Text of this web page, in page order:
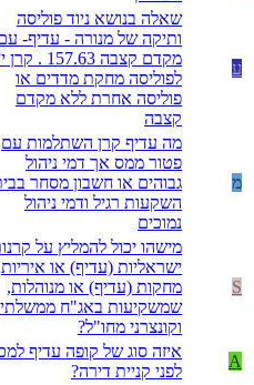
ע
שאלה בנושא ניוד פוליסה
ותיקה של מנורה - עדיף-
מקדם קצבה 157.63 .
לפוליסה מחקת מדדים או
פוליסה אחרת ללא מקדם
קצבה
מ
מה עדיף קרן השתלמות עם
פטור ממס אך דמי ניהול
גבוהים או חשבון מסחר
השקעות רגיל ודמי ניהול
נמוכים
S
מישהו יכול להמליץ על
ישראליות (עדיף) או
מחקות (עדיף) או מנוהלות,
שמשקיעות באג"ח ממשלתי
וקונצרני מחו"ל?
A
איזה סוג של קופה עדיף
לפני קניית דירה?